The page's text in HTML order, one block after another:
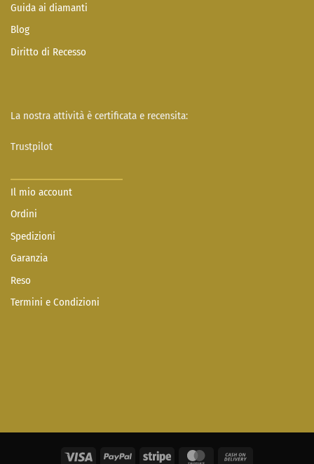
Guida ai diamanti
Blog
Diritto di Recesso
La nostra attività è certificata e recensita:
Trustpilot
Il mio account
Ordini
Spedizioni
Garanzia
Reso
Termini e Condizioni
Visa PayPal Stripe MasterCard